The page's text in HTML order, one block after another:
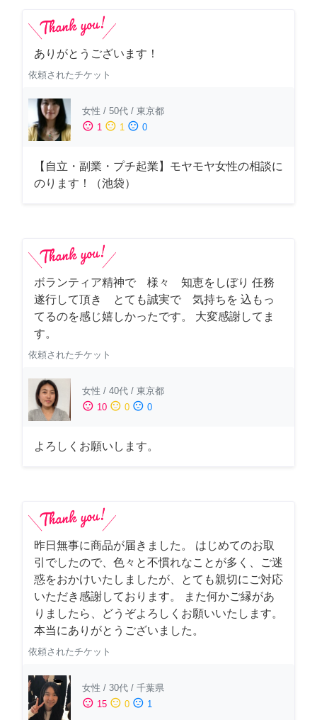
ありがとうございます！
依頼されたチケット
女性 / 50代 / 東京都
sentiment_satisfied 1 sentiment_neutral 1 sentiment_dissatisfied 0
【自立・副業・プチ起業】モヤモヤ女性の相談に
のります！（池袋）
ボランティア精神で 様々 知恵をしぼり 任務
遂行して頂き とても誠実で 気持ちを 込もっ
てるのを感じ嬉しかったです。 大変感謝してま
す。
依頼されたチケット
女性 / 40代 / 東京都
sentiment_satisfied 10 sentiment_neutral 0 sentiment_dissatisfied 0
よろしくお願いします。
昨日無事に商品が届きました。 はじめてのお取
引でしたので、色々と不慣れなことが多く、ご迷
惑をおかけいたしましたが、とても親切にご対応
いただき感謝しております。 また何かご縁があ
りましたら、どうぞよろしくお願いいたします。
本当にありがとうございました。
依頼されたチケット
女性 / 30代 / 千葉県
sentiment_satisfied 15 sentiment_neutral 0 sentiment_dissatisfied 1